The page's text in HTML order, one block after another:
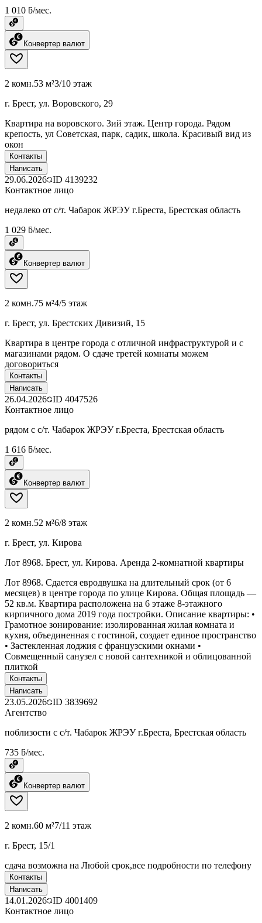
1 010 ƃ/мес.
Конвертер валют
2 комн.53 м²3/10 этаж
г. Брест, ул. Воровского, 29
Квартира на воровского. 3ий этаж. Центр города. Рядом
крепость, ул Советская, парк, садик, школа. Красивый вид из
окон
Контакты
Написать
29.06.2026 ID 4139232
Контактное лицо
недалеко от с/т. Чабарок ЖРЭУ г.Бреста, Брестская область
1 029 ƃ/мес.
Конвертер валют
2 комн.75 м²4/5 этаж
г. Брест, ул. Брестских Дивизий, 15
Квартира в центре города с отличной инфраструктурой и с
магазинами рядом. О сдаче третей комнаты можем
договориться
Контакты
Написать
26.04.2026 ID 4047526
Контактное лицо
рядом с с/т. Чабарок ЖРЭУ г.Бреста, Брестская область
1 616 ƃ/мес.
Конвертер валют
2 комн.52 м²6/8 этаж
г. Брест, ул. Кирова
Лот 8968. Брест, ул. Кирова. Аренда 2-комнатной квартиры
Лот 8968. Сдается евродвушка на длительный срок (от 6
месяцев) в центре города по улице Кирова. Общая площадь —
52 кв.м. Квартира расположена на 6 этаже 8-этажного
кирпичного дома 2019 года постройки. Описание квартиры: •
Грамотное зонирование: изолированная жилая комната и
кухня, объединенная с гостиной, создает единое пространство
• Застекленная лоджия с французскими окнами •
Совмещенный санузел с новой сантехникой и облицованной
плиткой
Контакты
Написать
23.05.2026 ID 3839692
Агентство
поблизости с с/т. Чабарок ЖРЭУ г.Бреста, Брестская область
735 ƃ/мес.
Конвертер валют
2 комн.60 м²7/11 этаж
г. Брест, 15/1
сдача возможна на Любой срок,все подробности по телефону
Контакты
Написать
14.01.2026 ID 4001409
Контактное лицо